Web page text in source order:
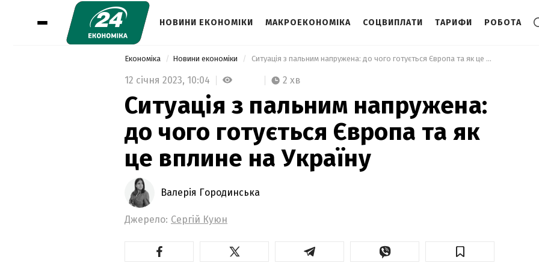
НОВИНИ ЕКОНОМІКИ МАКРОЕКОНОМІКА СОЦВИПЛАТИ ТАРИФИ РОБОТА
Економіка Новини економіки Ситуація з пальним напружена: до чого готується Європа та як це вплине на Україну
12 січня 2023, 10:04 2 хв
Ситуація з пальним напружена:
до чого готується Європа та як
це вплине на Україну
Валерія Городинська
Джерело: Сергій Куюн